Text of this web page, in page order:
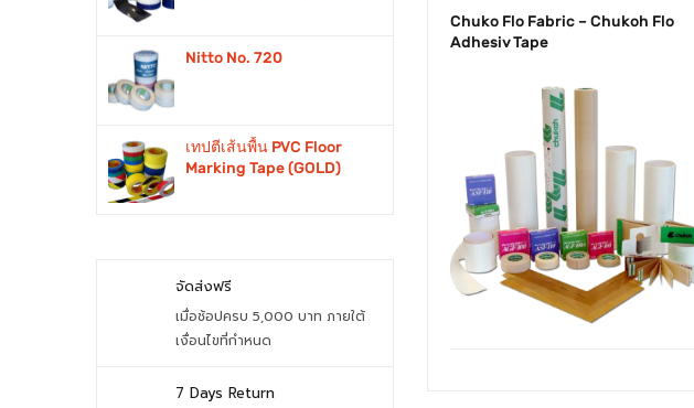
Nitto No. 720
เทปตีเส้นพื้น PVC Floor
Marking Tape (GOLD)
จัดส่งฟรี
เมื่อช้อปครบ 5,000 บาท ภายใต้
เงื่อนไขที่กำหนด
7 Days Return
Chuko Flo Fabric – Chukoh Flo
Adhesiv Tape